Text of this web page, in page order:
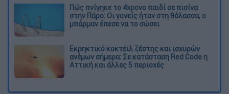
Πώς πνίγηκε το 4χρονο παιδί σε πισίνα
στην Πάρο: Οι γονείς ήταν στη θάλασσα, ο
μπάρμαν έπεσε να το σώσει
Εκρηκτικό κοκτέιλ ζέστης και ισχυρών
ανέμων σήμερα: Σε κατάσταση Red Code η
Αττική και άλλες 5 περιοχές